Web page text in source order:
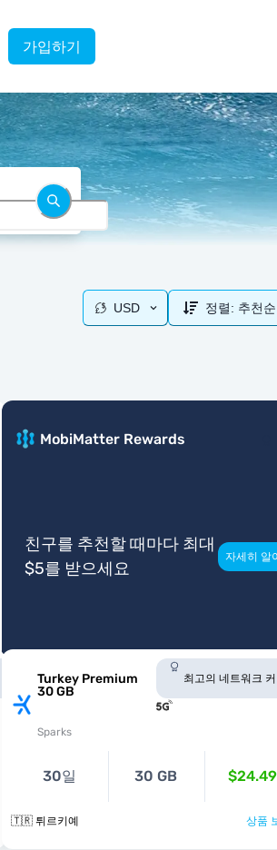
가입하기
USD 정렬: 추천순
MobiMatter Rewards
친구를 추천할 때마다 최대
$5를 받으세요
자세히 알
Turkey Premium
30 GB
Sparks
최고의 네트워크
30일 30 GB $24.49
🇹🇷 튀르키예 상품